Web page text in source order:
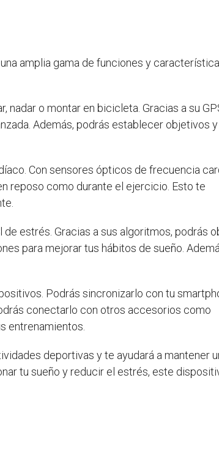
amplia gama de funciones y
o montar en bicicleta. Gracias a su
Además, podrás establecer objetivos y
Con sensores ópticos de frecuencia
reposo como durante el ejercicio. Esto te
estrés. Gracias a sus algoritmos, podrás
para mejorar tus hábitos de sueño.
Podrás sincronizarlo con tu
conectarlo con otros accesorios como
entrenamientos.
deportivas y te ayudará a mantener
tu sueño y reducir el estrés, este